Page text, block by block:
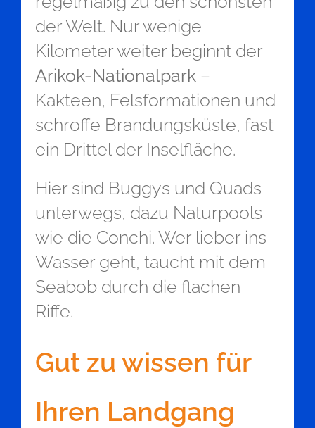
der Welt. Nur wenige
Kilometer weiter beginnt der
Arikok-Nationalpark –
Kakteen, Felsformationen und
schroffe Brandungsküste, fast
ein Drittel der Inselfläche.
Hier sind Buggys und Quads
unterwegs, dazu Naturpools
wie die Conchi. Wer lieber ins
Wasser geht, taucht mit dem
Seabob durch die flachen
Riffe.
Gut zu wissen für
Ihren Landgang